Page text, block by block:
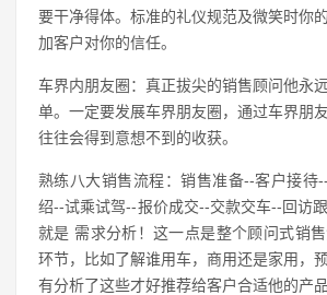
要干净得体。标准的礼仪规范及微笑时你
加客户对你的信任。
车界内朋友圈：真正拔尖的销售顾问他永
单。一定要发展车界朋友圈，通过车界朋
往往会得到意想不到的收获。
熟练八大销售流程：销售准备--客户接待
绍--试乘试驾--报价成交--交款交车--回访
就是 需求分析！这一点是整个顾问式销
环节，比如了解谁用车，商用还是家用，
有分析了这些才好推荐给客户合适他的产品